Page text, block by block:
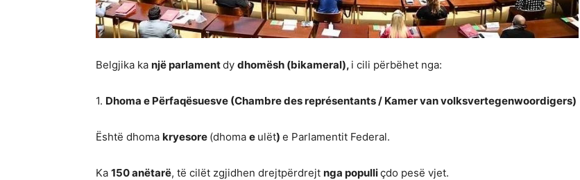
Belgjika ka një parlamentdy dhomësh (bikameral), i cili përbëhet nga:
1. Dhoma e Përfaqësuesve (Chambre des représentants / Kamer van volksvertegenwoordigers)
Është dhoma kryesore (dhoma e ulët) e Parlamentit Federal.
Ka 150 anëtarë, të cilët zgjidhen drejtpërdrejt nga populliçdo pesë vjet.